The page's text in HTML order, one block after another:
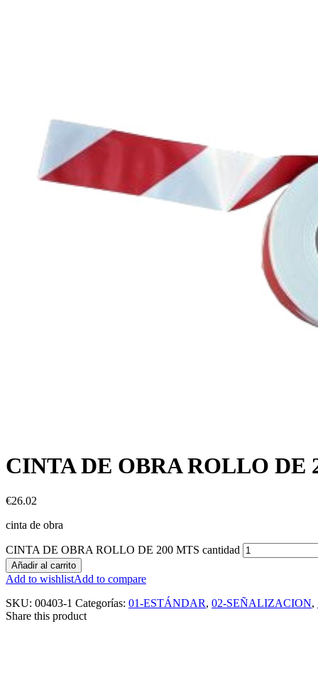
CINTA DE OBRA ROLLO DE
€26.02
cinta de obra
CINTA DE OBRA ROLLO DE 200 MTS cantidad
Añadir al carrito
Add to wishlistAdd to compare
SKU: 00403-1 Categorías: 01-ESTÁNDAR, 02-SEÑALIZACION,
Share this product